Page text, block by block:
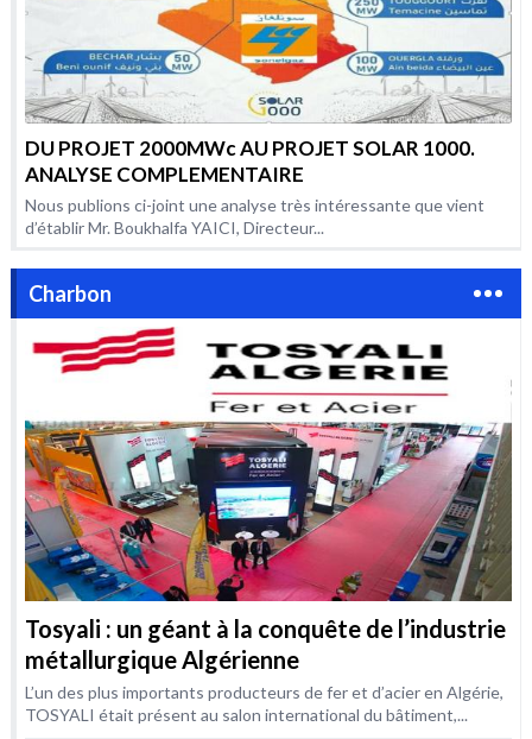
DU PROJET 2000MWc AU PROJET SOLAR 1000.
ANALYSE COMPLEMENTAIRE
Nous publions ci-joint une analyse très intéressante que vient
d’établir Mr. Boukhalfa YAICI, Directeur...
Charbon
Tosyali : un géant à la conquête de l’industrie
métallurgique Algérienne
L’un des plus importants producteurs de fer et d’acier en Algérie,
TOSYALI était présent au salon international du bâtiment,...